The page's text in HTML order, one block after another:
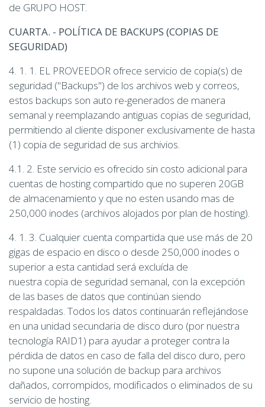
de GRUPO HOST.
CUARTA. - POLÍTICA DE BACKUPS (COPIAS DE
SEGURIDAD)
4. 1. 1. EL PROVEEDOR ofrece servicio de copia(s) de
seguridad ("Backups") de los archivos web y correos,
estos backups son auto re-generados de manera
semanal y reemplazando antiguas copias de seguridad,
permitiendo al cliente disponer exclusivamente de hasta
(1) copia de seguridad de sus archivios.
4.1. 2. Este servicio es ofrecido sin costo adicional para
cuentas de hosting compartido que no superen 20GB
de almacenamiento y que no esten usando mas de
250,000 inodes (archivos alojados por plan de hosting).
4. 1. 3. Cualquier cuenta compartida que use más de 20
gigas de espacio en disco o desde 250,000 inodes o
superior a esta cantidad será excluída de
nuestra copia de seguridad semanal, con la excepción
de las bases de datos que continúan siendo
respaldadas. Todos los datos continuarán reflejándose
en una unidad secundaria de disco duro (por nuestra
tecnología RAID1) para ayudar a proteger contra la
pérdida de datos en caso de falla del disco duro, pero
no supone una solución de backup para archivos
dañados, corrompidos, modificados o eliminados de su
servicio de hosting.